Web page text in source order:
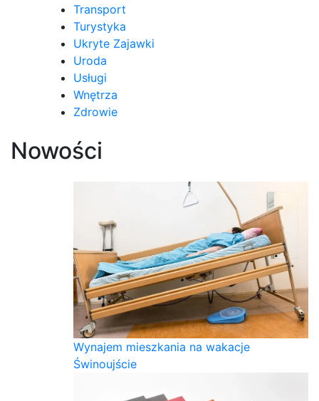
Transport
Turystyka
Ukryte Zajawki
Uroda
Usługi
Wnętrza
Zdrowie
Nowości
Wynajem mieszkania na wakacje
Świnoujście